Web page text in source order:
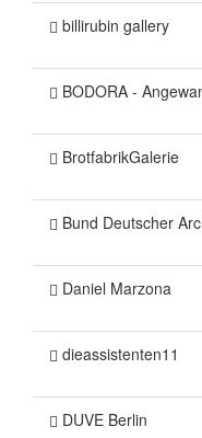
billirubin gallery
BODORA -
BrotfabrikGalerie
Bund Deutscher
Daniel Marzona
dieassistenten11
DUVE Berlin